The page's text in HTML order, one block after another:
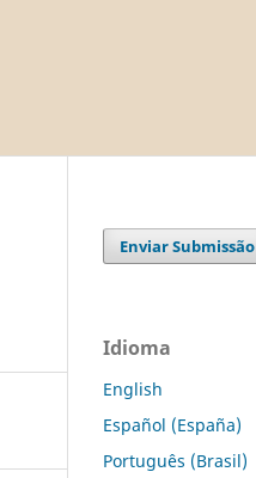
Enviar Submissão
Idioma
English
Español (España)
Português (Brasil)